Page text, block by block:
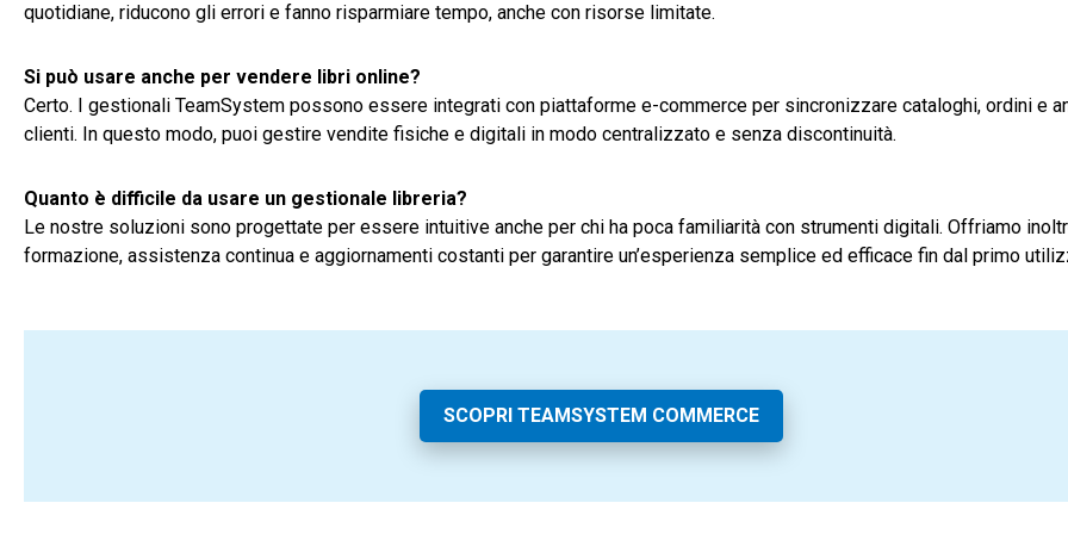
quotidiane, riducono gli errori e fanno risparmiare tempo, anche con risorse limitate.
Si può usare anche per vendere libri online?
Certo.
I gestionali TeamSystem possono essere integrati con piattaforme e-commerce per sincronizzare cataloghi, ordini e
clienti. In questo modo, puoi gestire vendite fisiche e digitali in modo centralizzato e senza discontinuità.
Quanto è difficile da usare un gestionale libreria?
Le nostre soluzioni sono progettate per essere intuitive anche per chi ha poca familiarità con strumenti digitali. Offriamo
formazione, assistenza continua e aggiornamenti costanti per garantire un’esperienza semplice ed efficace fin dal primo
SCOPRI TEAMSYSTEM COMMERCE